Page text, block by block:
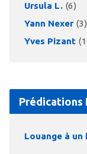
Ursula L.(6)
Yann Nexer(3)
Yves Pizant
Prédications
Louange à un